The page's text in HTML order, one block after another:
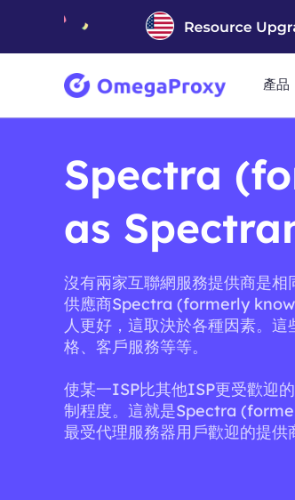
產品
Spectra
as
沒有兩家互聯網服務提供商是
供應商Spectra (formerly
人更好，這取決於各種因素。
格、客戶服務等等。
使某一ISP比其他ISP更受歡迎
制程度。這就是Spectra
最受代理服務器用戶歡迎的提供